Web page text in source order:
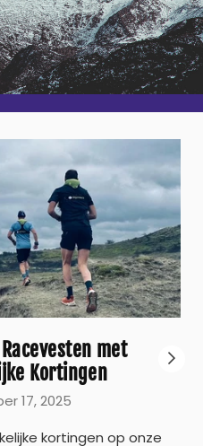
met
Kortingen
17, 2025
kortingen op onze